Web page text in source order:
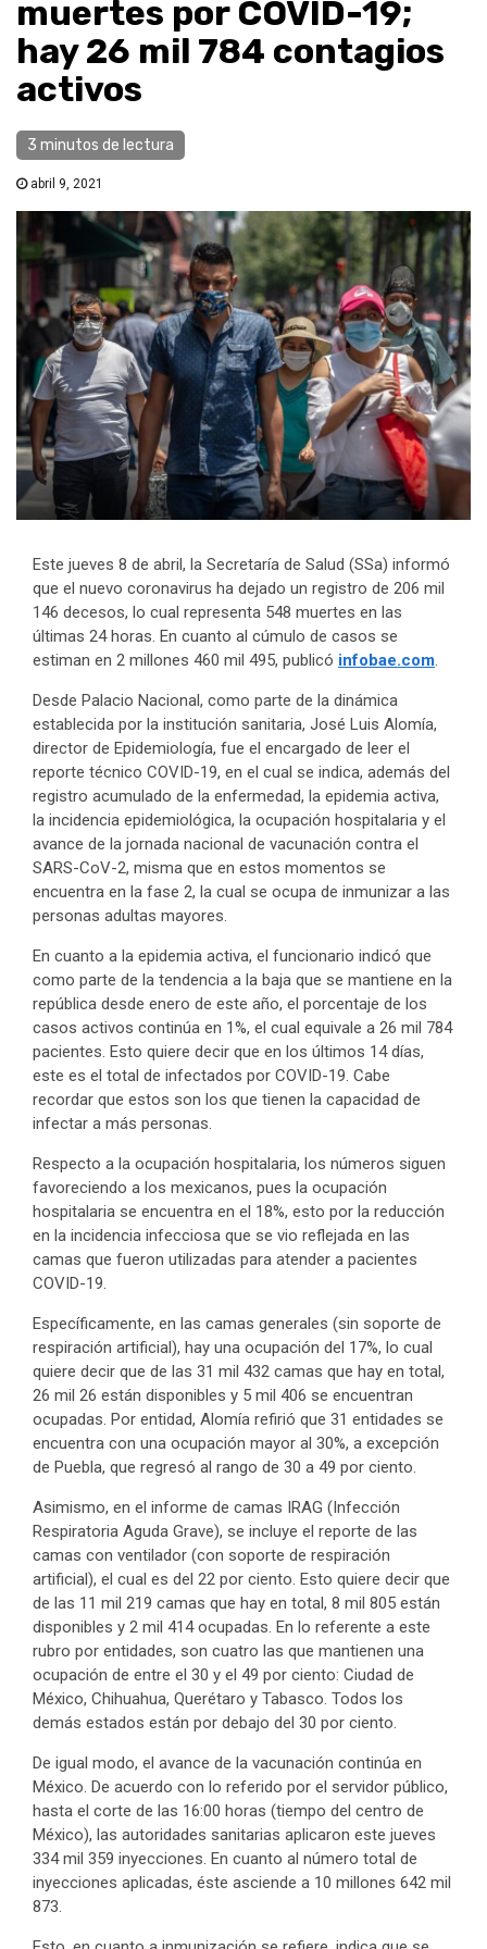
muertes por COVID-19;
hay 26 mil 784 contagios
activos
3 minutos de lectura
abril 9, 2021
Este jueves 8 de abril, la Secretaría de Salud (SSa) informó
que el nuevo coronavirus ha dejado un registro de 206 mil
146 decesos, lo cual representa 548 muertes en las
últimas 24 horas. En cuanto al cúmulo de casos se
estiman en 2 millones 460 mil 495, publicó infobae.com.
Desde Palacio Nacional, como parte de la dinámica
establecida por la institución sanitaria, José Luis Alomía,
director de Epidemiología, fue el encargado de leer el
reporte técnico COVID-19, en el cual se indica, además del
registro acumulado de la enfermedad, la epidemia activa,
la incidencia epidemiológica, la ocupación hospitalaria y el
avance de la jornada nacional de vacunación contra el
SARS-CoV-2, misma que en estos momentos se
encuentra en la fase 2, la cual se ocupa de inmunizar a las
personas adultas mayores.
En cuanto a la epidemia activa, el funcionario indicó que
como parte de la tendencia a la baja que se mantiene en la
república desde enero de este año, el porcentaje de los
casos activos continúa en 1%, el cual equivale a 26 mil 784
pacientes. Esto quiere decir que en los últimos 14 días,
este es el total de infectados por COVID-19. Cabe
recordar que estos son los que tienen la capacidad de
infectar a más personas.
Respecto a la ocupación hospitalaria, los números siguen
favoreciendo a los mexicanos, pues la ocupación
hospitalaria se encuentra en el 18%, esto por la reducción
en la incidencia infecciosa que se vio reflejada en las
camas que fueron utilizadas para atender a pacientes
COVID-19.
Específicamente, en las camas generales (sin soporte de
respiración artificial), hay una ocupación del 17%, lo cual
quiere decir que de las 31 mil 432 camas que hay en total,
26 mil 26 están disponibles y 5 mil 406 se encuentran
ocupadas. Por entidad, Alomía refirió que 31 entidades se
encuentra con una ocupación mayor al 30%, a excepción
de Puebla, que regresó al rango de 30 a 49 por ciento.
Asimismo, en el informe de camas IRAG (Infección
Respiratoria Aguda Grave), se incluye el reporte de las
camas con ventilador (con soporte de respiración
artificial), el cual es del 22 por ciento. Esto quiere decir que
de las 11 mil 219 camas que hay en total, 8 mil 805 están
disponibles y 2 mil 414 ocupadas. En lo referente a este
rubro por entidades, son cuatro las que mantienen una
ocupación de entre el 30 y el 49 por ciento: Ciudad de
México, Chihuahua, Querétaro y Tabasco. Todos los
demás estados están por debajo del 30 por ciento.
De igual modo, el avance de la vacunación continúa en
México. De acuerdo con lo referido por el servidor público,
hasta el corte de las 16:00 horas (tiempo del centro de
México), las autoridades sanitarias aplicaron este jueves
334 mil 359 inyecciones. En cuanto al número total de
inyecciones aplicadas, éste asciende a 10 millones 642 mil
873.